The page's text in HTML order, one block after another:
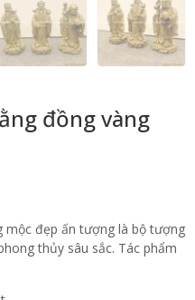
đồng vàng
mộc đẹp ấn tượng là bộ tượng
thủy sâu sắc. Tác phẩm